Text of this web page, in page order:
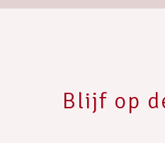
Blijf op